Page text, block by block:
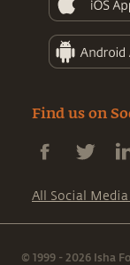
Find us on
All Social Media
© 1999 - 2026 Isha